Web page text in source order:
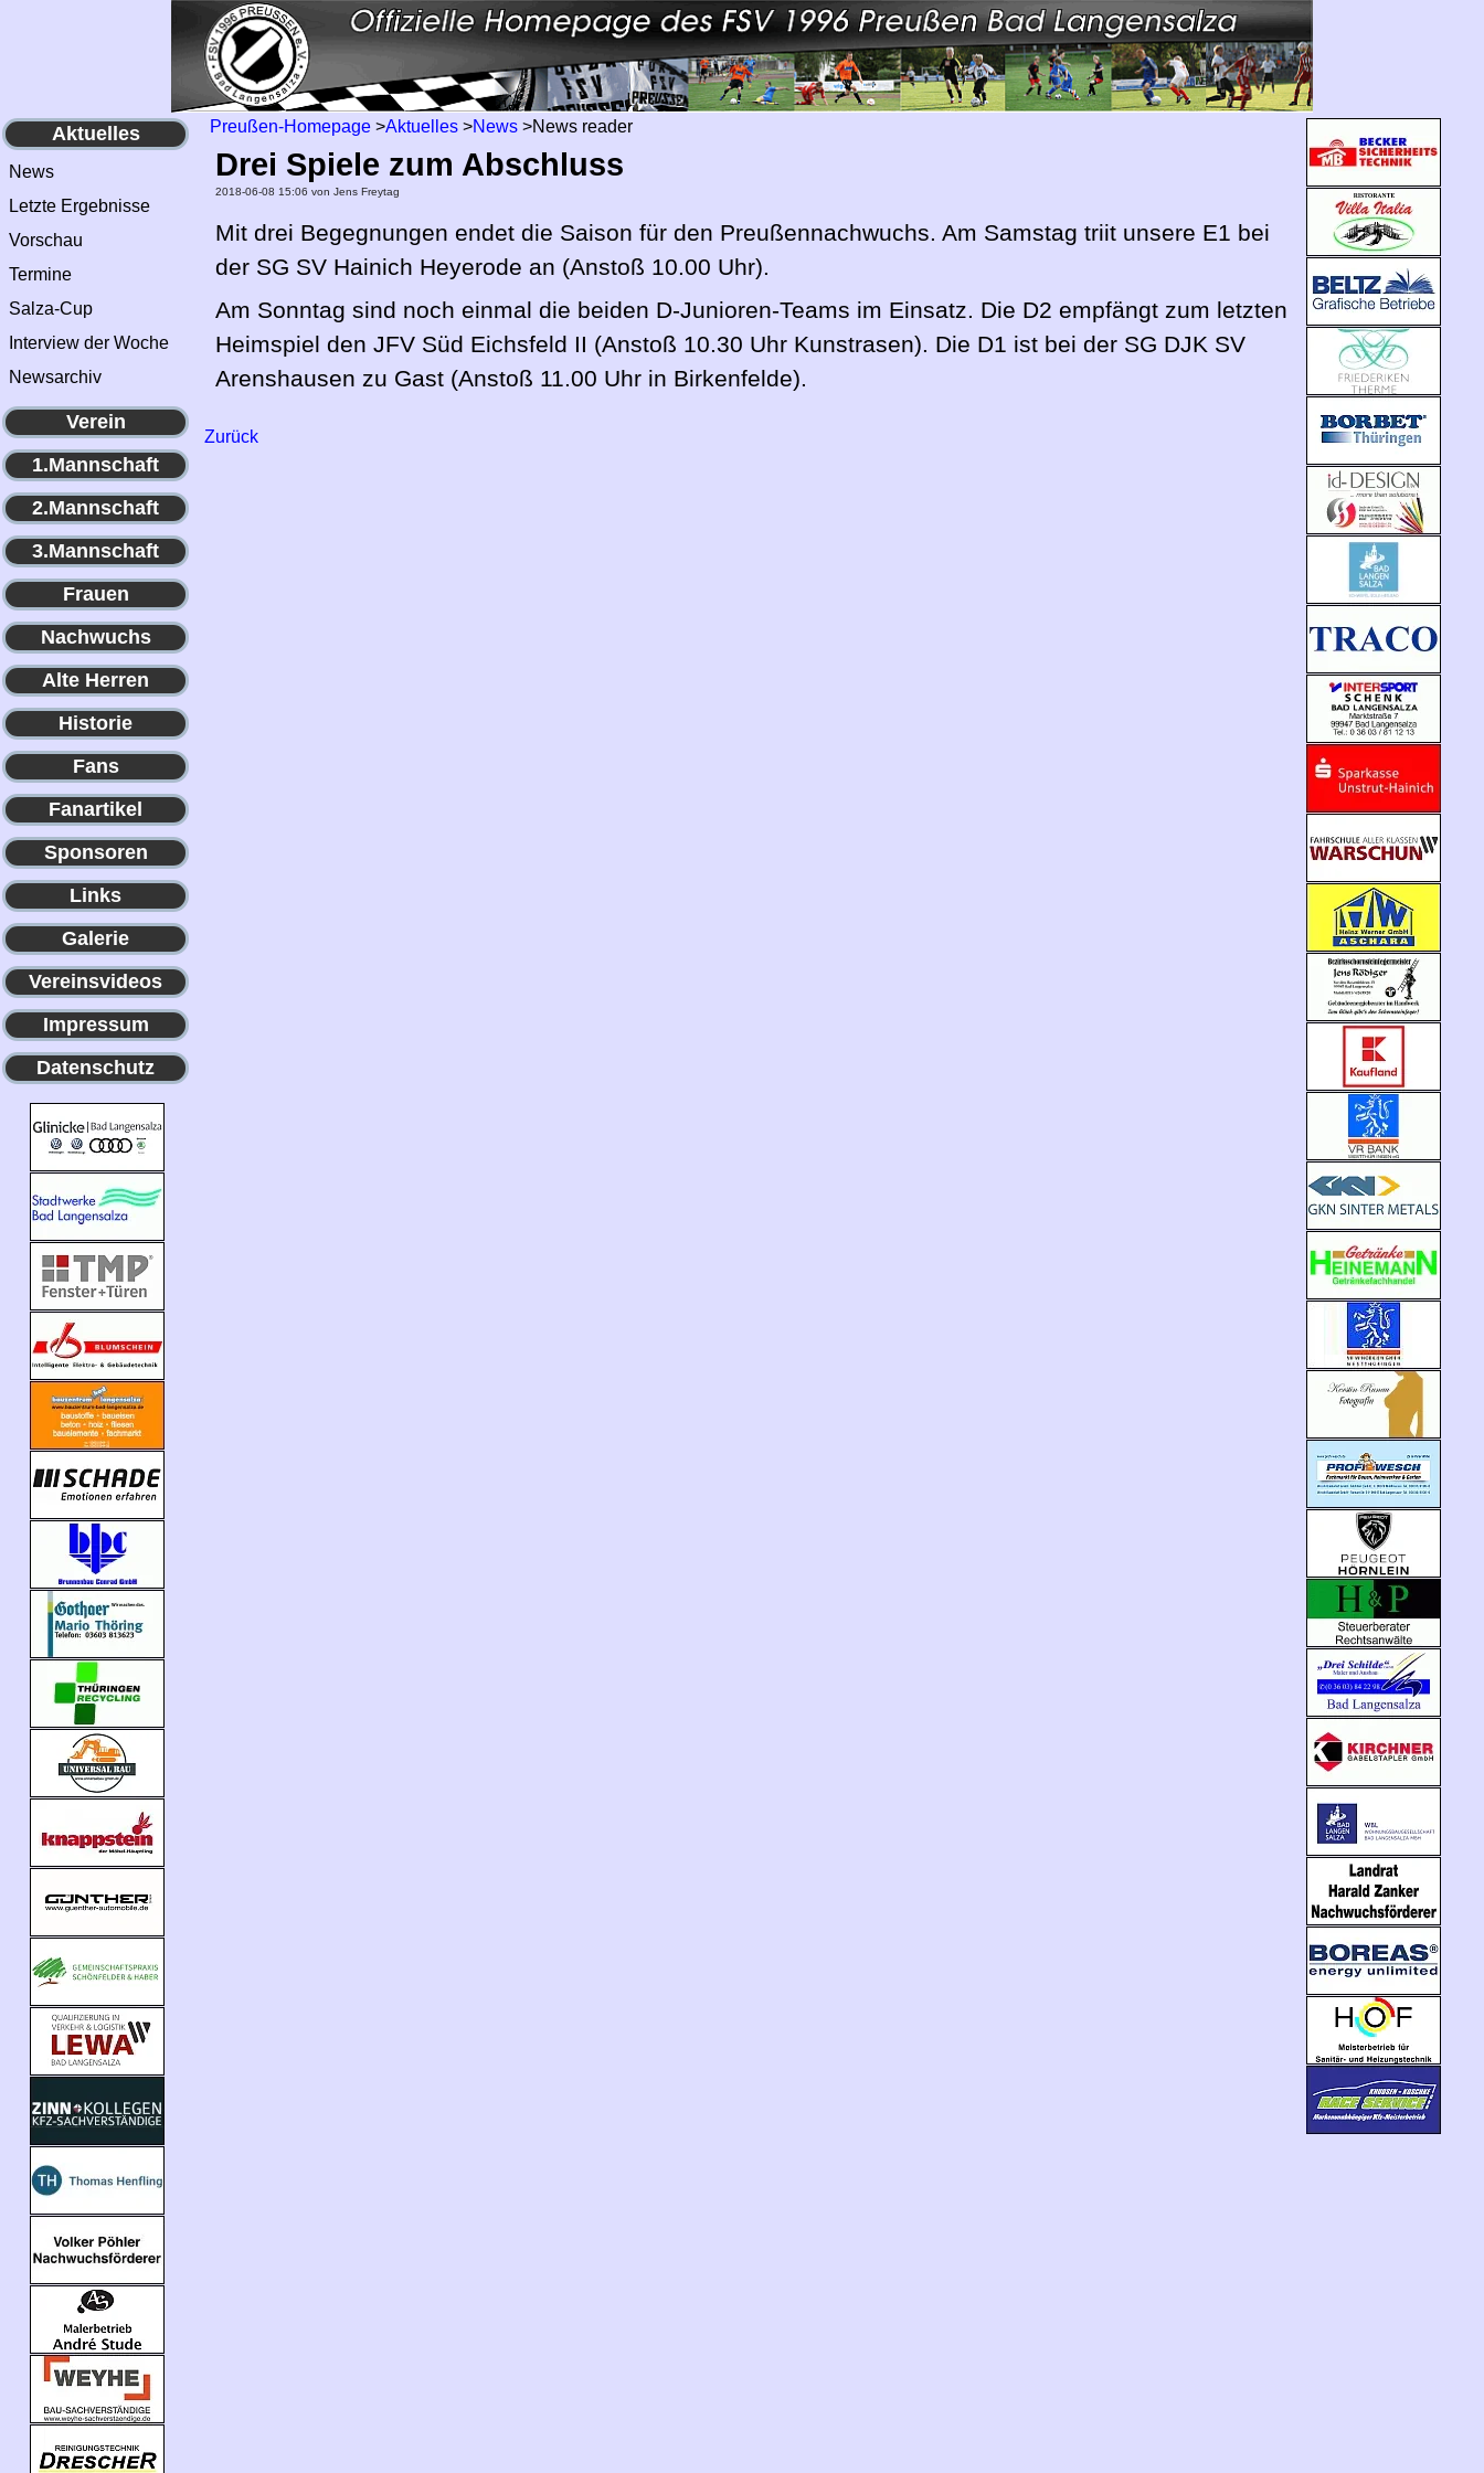
Aktuelles
News
Letzte Ergebnisse
Vorschau
Termine
Salza-Cup
Interview der Woche
Newsarchiv
Verein
1.Mannschaft
2.Mannschaft
3.Mannschaft
Frauen
Nachwuchs
Alte Herren
Historie
Fans
Fanartikel
Sponsoren
Links
Galerie
Vereinsvideos
Impressum
Datenschutz
Preußen-Homepage>Aktuelles>News>News reader
Drei Spiele zum Abschluss
2018-06-08 15:06 von Jens Freytag
Mit drei Begegnungen endet die Saison für den Preußennachwuchs. Am Samstag triit unsere E1 bei
der SG SV Hainich Heyerode an (Anstoß 10.00 Uhr).
Am Sonntag sind noch einmal die beiden D-Junioren-Teams im Einsatz. Die D2 empfängt zum letzten
Heimspiel den JFV Süd Eichsfeld II (Anstoß 10.30 Uhr Kunstrasen). Die D1 ist bei der SG DJK SV
Arenshausen zu Gast (Anstoß 11.00 Uhr in Birkenfelde).
Zurück